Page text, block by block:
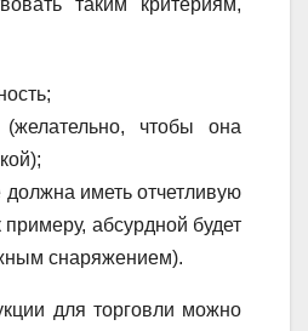
таким критериям,
(желательно, чтобы она
должна иметь отчетливую
примеру, абсурдной будет
снаряжением).
для торговли можно